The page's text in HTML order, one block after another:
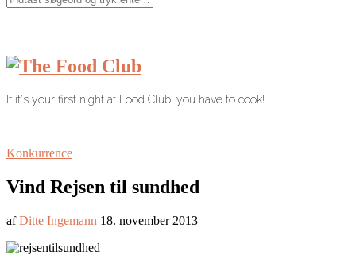
If it's your first night at Food Club, you have to cook!
Konkurrence
Vind Rejsen til sundhed
afDitte Ingemann 18. november 2013